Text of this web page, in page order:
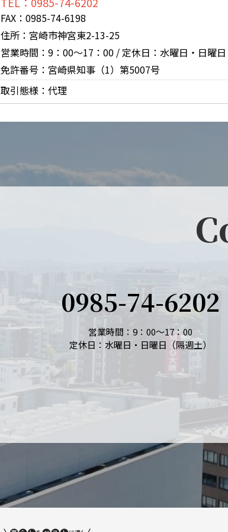
FAX：0985-74-6198
住所：宮崎市神宮東2-13-25
営業時間：9：00～17：00 / 定休日：水曜日・日曜日
免許番号：宮崎県知事（1）第5007号
取引態様：代理
0985-74-6202
営業時間：9：00～17：00
定休日：水曜日・日曜日（隔週土）